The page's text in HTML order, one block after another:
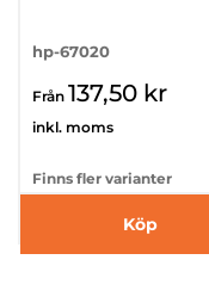
hp-67020
Från 137,50 kr
inkl. moms
Finns fler varianter
Köp